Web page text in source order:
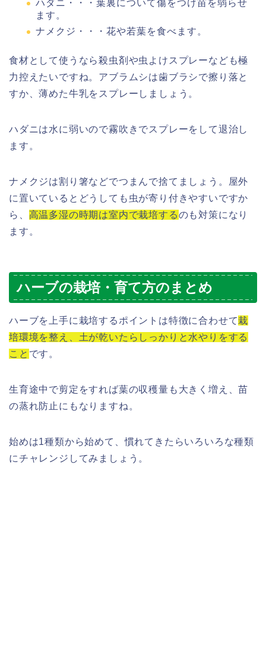
ハダニ・・・葉裏について傷をつけ苗を弱らせ
ます。
ナメクジ・・・花や若葉を食べます。
食材として使うなら殺虫剤や虫よけスプレーなども極
力控えたいですね。アブラムシは歯ブラシで擦り落と
すか、薄めた牛乳をスプレーしましょう。
ハダニは水に弱いので霧吹きでスプレーをして退治し
ます。
ナメクジは割り箸などでつまんで捨てましょう。屋外
に置いているとどうしても虫が寄り付きやすいですか
ら、 高温多湿の時期は室内で栽培するのも対策になり
ます。
ハーブの栽培・育て方のまとめ
ハーブを上手に栽培するポイントは特徴に合わせて栽
培環境を整え、土が乾いたらしっかりと水やりをする
こと です。
生育途中で剪定をすれば葉の収穫量も大きく増え、苗
の蒸れ防止にもなりますね。
始めは1種類から始めて、慣れてきたらいろいろな種類
にチャレンジしてみましょう。